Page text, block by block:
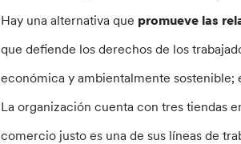
Hay una alternativa que promueve las
que defiende los derechos de los
económica y ambientalmente sostenible;
La organización cuenta con tres tiendas
comercio justo es una de sus líneas de